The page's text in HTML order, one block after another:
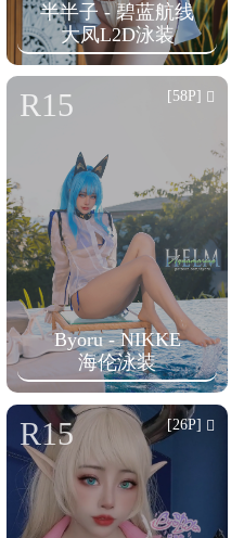
半半子 - 碧蓝航线
大凤L2D泳装
Byoru - NIKKE
海伦泳装
R15 [58P]
R15 [26P]